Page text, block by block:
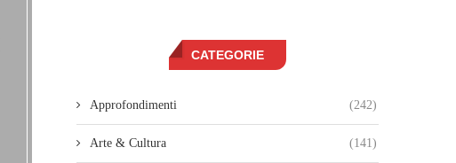
CATEGORIE
Approfondimenti (242)
Arte & Cultura (141)